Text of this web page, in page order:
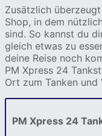
Zusätzlich
Shop, in dem
sind. So kannst du
gleich etwas zu
deine Reise noch
PM Xpress 24
Ort zum Tanken und
PM Xpress 24